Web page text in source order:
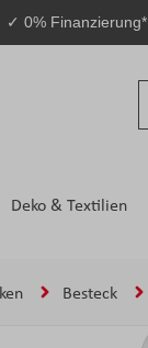
✓ 0% Finanzierung*
Deko & Textilien
Besteck